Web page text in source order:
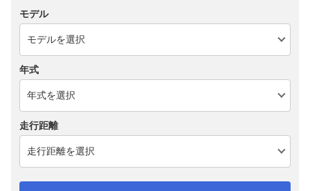
モデル
年式
走行距離